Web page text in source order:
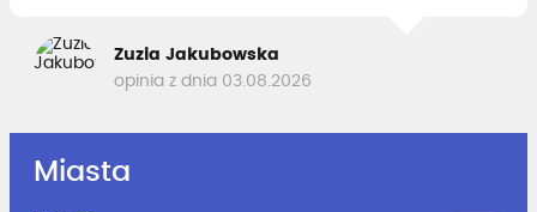
Zuzia Jakubowska
opinia z dnia 03.08.2026
Miasta